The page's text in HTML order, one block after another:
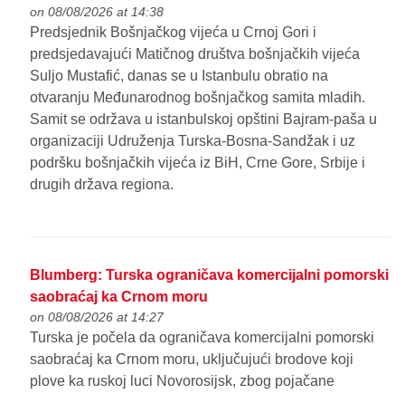
on 08/08/2026 at 14:38
Predsjednik Bošnjačkog vijeća u Crnoj Gori i
predsjedavajući Matičnog društva bošnjačkih vijeća
Suljo Mustafić, danas se u Istanbulu obratio na
otvaranju Međunarodnog bošnjačkog samita mladih.
Samit se održava u istanbulskoj opštini Bajram-paša u
organizaciji Udruženja Turska-Bosna-Sandžak i uz
podršku bošnjačkih vijeća iz BiH, Crne Gore, Srbije i
drugih država regiona.
Blumberg: Turska ograničava komercijalni pomorski
saobraćaj ka Crnom moru
on 08/08/2026 at 14:27
Turska je počela da ograničava komercijalni pomorski
saobraćaj ka Crnom moru, uključujući brodove koji
plove ka ruskoj luci Novorosijsk, zbog pojačane